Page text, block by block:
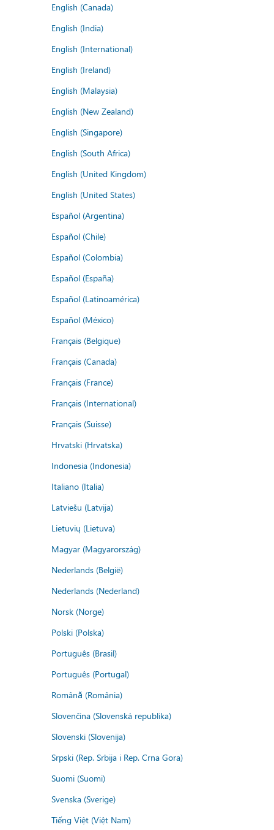
English (Canada)
English (India)
English (International)
English (Ireland)
English (Malaysia)
English (New Zealand)
English (Singapore)
English (South Africa)
English (United Kingdom)
English (United States)
Español (Argentina)
Español (Chile)
Español (Colombia)
Español (España)
Español (Latinoamérica)
Español (México)
Français (Belgique)
Français (Canada)
Français (France)
Français (International)
Français (Suisse)
Hrvatski (Hrvatska)
Indonesia (Indonesia)
Italiano (Italia)
Latviešu (Latvija)
Lietuvių (Lietuva)
Magyar (Magyarország)
Nederlands (België)
Nederlands (Nederland)
Norsk (Norge)
Polski (Polska)
Português (Brasil)
Português (Portugal)
Română (România)
Slovenčina (Slovenská republika)
Slovenski (Slovenija)
Srpski (Rep. Srbija i Rep. Crna Gora)
Suomi (Suomi)
Svenska (Sverige)
Tiếng Việt (Việt Nam)